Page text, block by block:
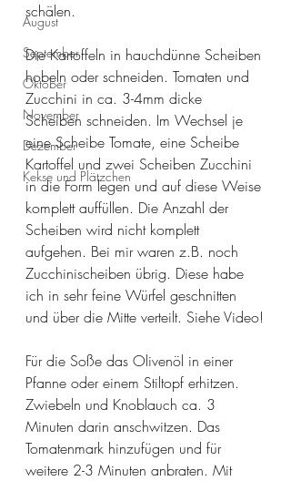
August
September
Oktober
November
Dezember
Kekse und Plätzchen
schälen.
Die Kartoffeln in hauchdünne Scheiben
hobeln oder schneiden. Tomaten und
Zucchini in ca. 3-4mm dicke
Scheiben schneiden. Im Wechsel je
eine Scheibe Tomate, eine Scheibe
Kartoffel und zwei Scheiben Zucchini
in die Form legen und auf diese Weise
komplett auffüllen. Die Anzahl der
Scheiben wird nicht komplett
aufgehen. Bei mir waren z.B. noch
Zucchinischeiben übrig. Diese habe
ich in sehr feine Würfel geschnitten
und über die Mitte verteilt. Siehe Video!
Für die Soße das Olivenöl in einer
Pfanne oder einem Stiltopf erhitzen.
Zwiebeln und Knoblauch ca. 3
Minuten darin anschwitzen. Das
Tomatenmark hinzufügen und für
weitere 2-3 Minuten anbraten. Mit